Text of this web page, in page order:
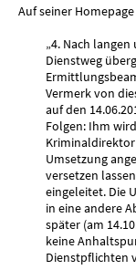
Auf seiner
„4. Nach
Dienstweg
Vermerk von
auf den
Folgen: Ihm
Umsetzung
versetzen
eingeleitet. Die
in eine andere
später (am
keine
Dienstpflichten